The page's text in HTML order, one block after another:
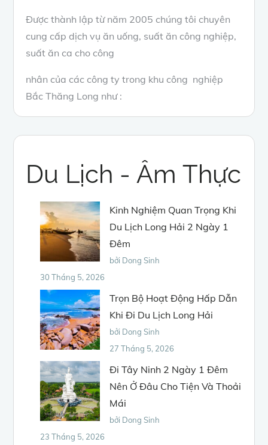
Được thành lập từ năm 2005 chúng tôi chuyên
cung cấp dịch vụ ăn uống, suất ăn công nghiệp,
suất ăn ca cho công
nhân của các công ty trong khu công nghiệp
Bắc Thăng Long như :
Du Lịch - Âm Thực
Kinh Nghiệm Quan Trọng Khi
Du Lịch Long Hải 2 Ngày 1
Đêm
bởi Dong Sinh
30 Tháng 5, 2026
Trọn Bộ Hoạt Động Hấp Dẫn
Khi Đi Du Lịch Long Hải
bởi Dong Sinh
27 Tháng 5, 2026
Đi Tây Ninh 2 Ngày 1 Đêm
Nên Ở Đâu Cho Tiện Và Thoải
Mái
bởi Dong Sinh
23 Tháng 5, 2026